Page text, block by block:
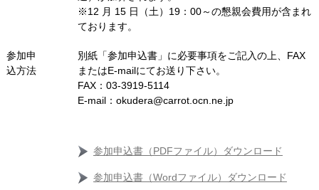
※12 月 15 日（土）19：00～の懇親会費用が含まれ
ております。
参加申
込方法
別紙「参加申込書」に必要事項をご記入の上、FAX
またはE-mailにてお送り下さい。
FAX：03-3919-5114
E‐mail：okudera@carrot.ocn.ne.jp
参加申込書（PDFファイル）ダウンロード
参加申込書（Wordファイル）ダウンロード